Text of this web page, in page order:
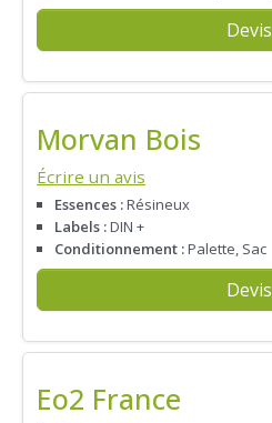
Devis
Morvan Bois
Écrire un avis
Essences :Résineux
Labels :DIN +
Conditionnement :Palette, Sac
Devis
Eo2 France